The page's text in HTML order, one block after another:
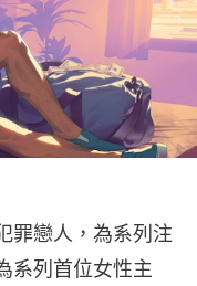
罪戀人，為系列注
系列首位女性主